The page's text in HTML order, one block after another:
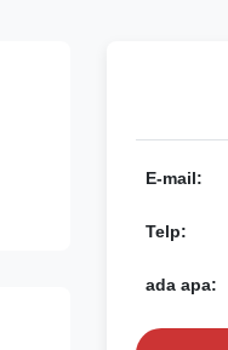
E-mail:
Telp:
ada apa: